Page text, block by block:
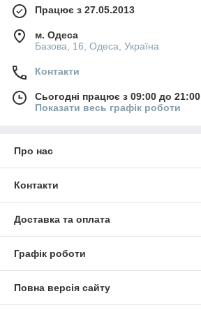
Працює з 27.05.2013
м. Одеса
Базова, 16, Одеса, Україна
Контакти
Сьогодні працює з 09:00 до 21:00
Показати весь графік роботи
Про нас
Контакти
Доставка та оплата
Графік роботи
Повна версія сайту